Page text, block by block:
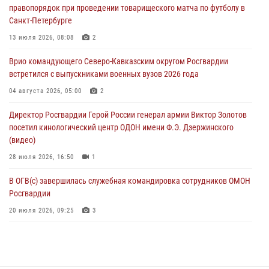
09 августа 2026, 04:00 5
Росгвардейцы провели патриотическое занятие для детей на
08 августа 2026, 14:10 3
В ЛНР росгвардейцы провели тренировку по единоборствам для
08 августа 2026, 13:00
правопорядок при проведении товарищеского матча по футболу в
Санкт-Петербурге
13 июля 2026, 08:08 2
Врио командующего Северо-Кавказским округом Росгвардии
встретился с выпускниками военных вузов 2026 года
04 августа 2026, 05:00 2
Директор Росгвардии Герой России генерал армии Виктор Золотов
посетил кинологический центр ОДОН имени Ф.Э. Дзержинского
(видео)
28 июля 2026, 16:50 1
В ОГВ(с) завершилась служебная командировка сотрудников ОМОН
Росгвардии
20 июля 2026, 09:25 3